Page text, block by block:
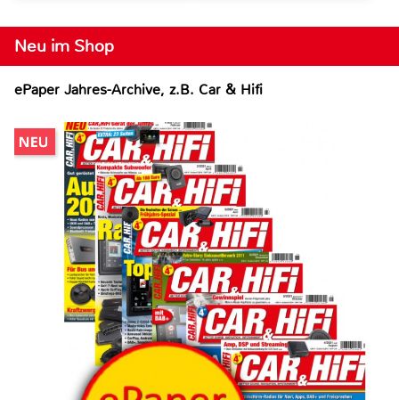
Neu im Shop
ePaper Jahres-Archive, z.B. Car & Hifi